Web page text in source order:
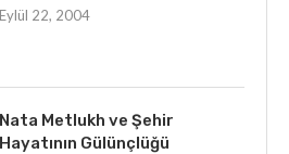
Eylül 22, 2004
Nata Metlukh ve Şehir
Hayatının Gülünçlüğü